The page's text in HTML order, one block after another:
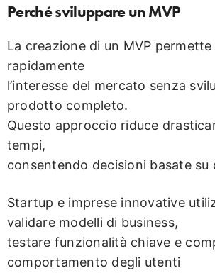
Perché sviluppare un MVP
La creazione di un MVP
rapidamente
l’interesse del mercato senza
prodotto completo.
Questo approccio riduce
tempi,
consentendo decisioni basate su
Startup e imprese innovative
validare modelli di business,
testare funzionalità chiave e
comportamento degli utenti